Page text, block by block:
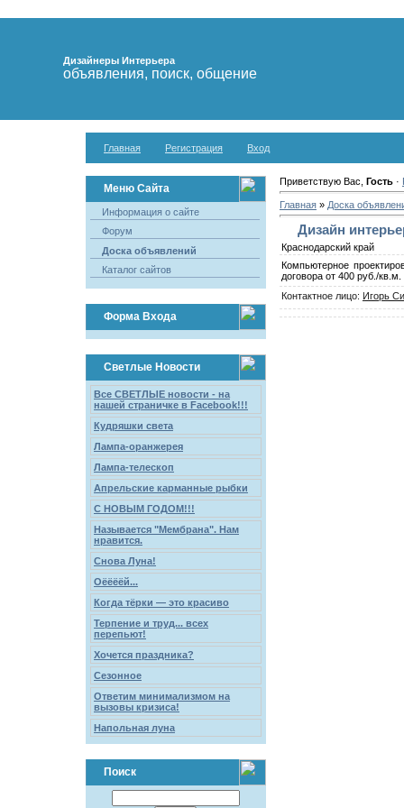
Дизайнеры Интерьера
объявления, поиск, общение
Главная Регистрация Вход
Меню Сайта
Информация о сайте
Форум
Доска объявлений
Каталог сайтов
Форма Входа
Светлые Новости
Все СВЕТЛЫЕ новости - на
нашей страничке в Facebook!!!
Кудряшки света
Лампа-оранжерея
Лампа-телескоп
Апрельские карманные рыбки
С НОВЫМ ГОДОМ!!!
Называется "Мембрана". Нам
нравится.
Снова Луна!
Оёёёёй...
Когда тёрки — это красиво
Терпение и труд... всех
перепьют!
Хочется праздника?
Сезонное
Ответим минимализмом на
вызовы кризиса!
Напольная луна
Поиск
Приветствую Вас, Гость·
Главная» Доска
Дизайн
Краснодарский край
Компьютерное
договора от 400 руб./кв.м.
Контактное лицо: Игорь